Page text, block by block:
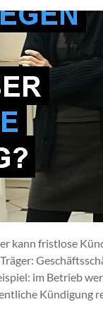
kann fristlose
im Betrieb
Kündigung